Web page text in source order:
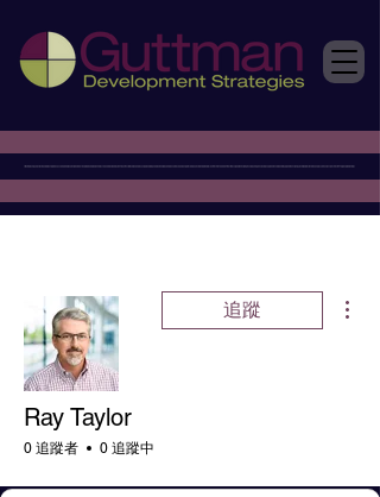
追蹤
Ray Taylor
0 追蹤者 0 追蹤中